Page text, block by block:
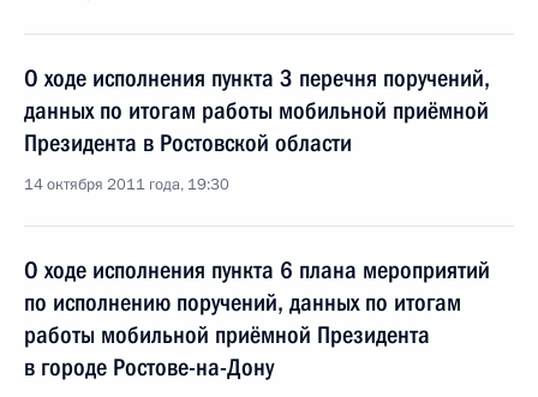
О ходе исполнения пункта 3 перечня поручений,
данных по итогам работы мобильной приёмной
Президента в Ростовской области
14 октября 2011 года, 19:30
О ходе исполнения пункта 6 плана мероприятий
по исполнению поручений, данных по итогам
работы мобильной приёмной Президента
в городе Ростове-на-Дону